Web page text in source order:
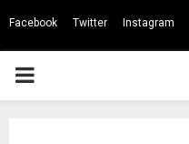
Facebook Twitter Instagram
PRIMARY